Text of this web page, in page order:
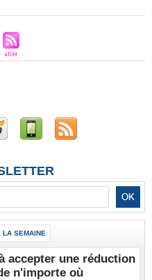
LA SEMAINE
accepter une réduction
n'importe où